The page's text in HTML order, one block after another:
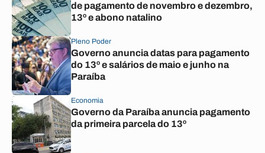
de pagamento de novembro e dezembro,
13º e abono natalino
Pleno Poder
Governo anuncia datas para pagamento
do 13º e salários de maio e junho na
Paraíba
Economia
Governo da Paraíba anuncia pagamento
da primeira parcela do 13º